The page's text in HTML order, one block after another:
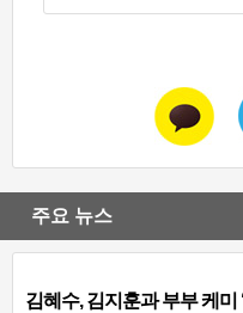
주요 뉴스
김혜수, 김지훈과 부부 케미